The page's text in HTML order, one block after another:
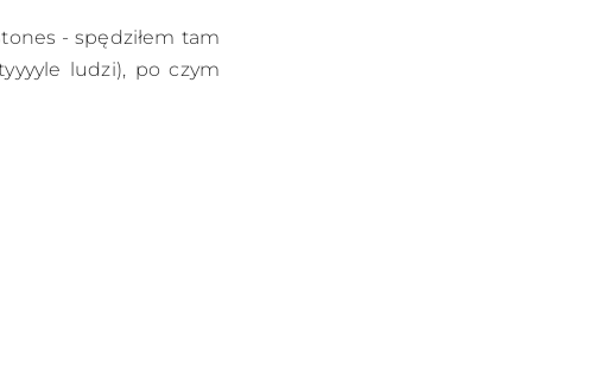
- spędziłem tam
ludzi), po czym